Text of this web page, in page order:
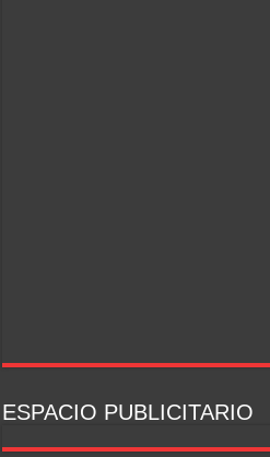
ESPACIO PUBLICITARIO